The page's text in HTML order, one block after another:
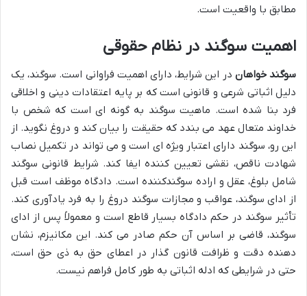
مطابق با واقعیت است.
اهمیت سوگند در نظام حقوقی
سوگند خواهان در این شرایط، دارای اهمیت فراوانی است. سوگند، یک
دلیل اثباتی شرعی و قانونی است که بر پایه اعتقادات دینی و اخلاقی
فرد بنا شده است. ماهیت سوگند به گونه ای است که شخص با
خداوند متعال عهد می بندد که حقیقت را بیان کند و دروغ نگوید. از
این رو، سوگند دارای اعتبار ویژه ای است و می تواند در تکمیل نصاب
شهادت ناقص، نقشی تعیین کننده ایفا کند. شرایط قانونی سوگند
شامل بلوغ، عقل و اراده سوگندکننده است. دادگاه موظف است قبل
از ادای سوگند، عواقب و مجازات سوگند دروغ را به فرد یادآوری کند.
تأثیر سوگند در حکم دادگاه بسیار قاطع است و معمولاً پس از ادای
سوگند، قاضی بر اساس آن حکم صادر می کند. این مکانیزم، نشان
دهنده دقت و ظرافت قانون گذار در اعطای حق به ذی حق است،
حتی در شرایطی که ادله اثباتی به طور کامل فراهم نیست.